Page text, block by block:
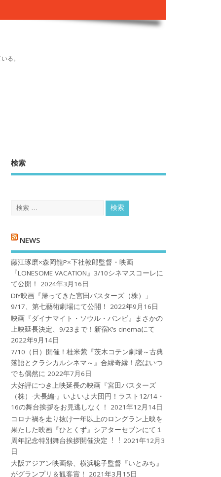
る。
検索
NEWS
藤江琢磨×森岡龍P×下社敦郎監督・映画
『LONESOME VACATION』3/10シネマスコーレに
て公開！
2024年3月16日
DIY映画『帰ってきた宮田バスターズ（株）」
9/17、第七藝術劇場にて公開！
2022年9月16日
映画『ダイナマイト・ソウル・バンビ』まさかの
上映延長決定、9/23まで！新宿K’s cinemaにて
2022年9月14日
7/10（日）開催！桂米紫『茨木コテン劇場～古典
落語とクラシカルシネマ～』合縁奇縁！恋はいつ
でも偶然に 2022年7月6日
大好評につき上映延長の映画『宮田バスターズ
（株）-大長編-』いよいよ大団円！ラスト12/14・
16の舞台挨拶をお見逃しなく！
2021年12月14日
コロナ禍を⾛り抜け⼀年以上のロングラン上映を
果たした映画『ひとくず』シアターセブンにて１
周年記念特別舞台挨拶開催決定︕︕ 2021年12月3
日
大阪アジアン映画祭、横浜聡子監督『いとみち』
がグランプリ＆観客賞！
2021年3月15日